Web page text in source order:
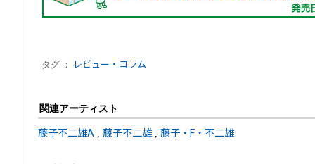
タグ ： レビュー・コラム
関連アーティスト
藤子不二雄A , 藤子不二雄, 藤子・F・不二雄